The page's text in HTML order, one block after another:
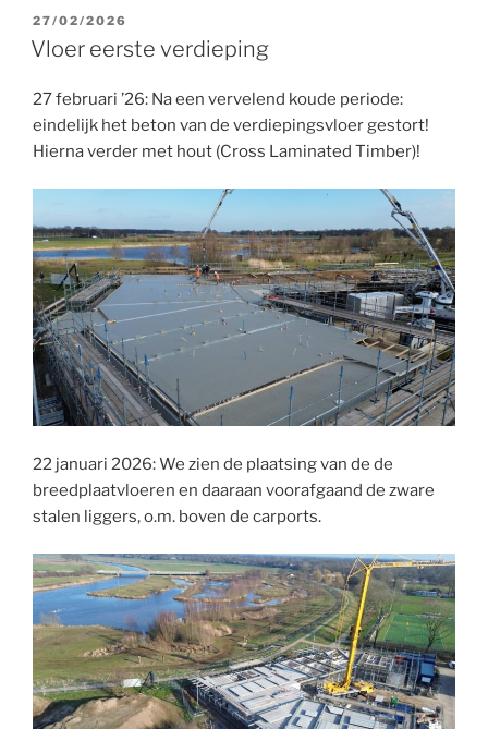
GEPLAATST
OP
27/02/2026
Vloer eerste verdieping
27 februari ’26: Na een vervelend koude periode:
eindelijk het beton van de verdiepingsvloer gestort!
Hierna verder met hout (Cross Laminated Timber)!
22 januari 2026: We zien de plaatsing van de de
breedplaatvloeren en daaraan voorafgaand de zware
stalen liggers, o.m. boven de carports.